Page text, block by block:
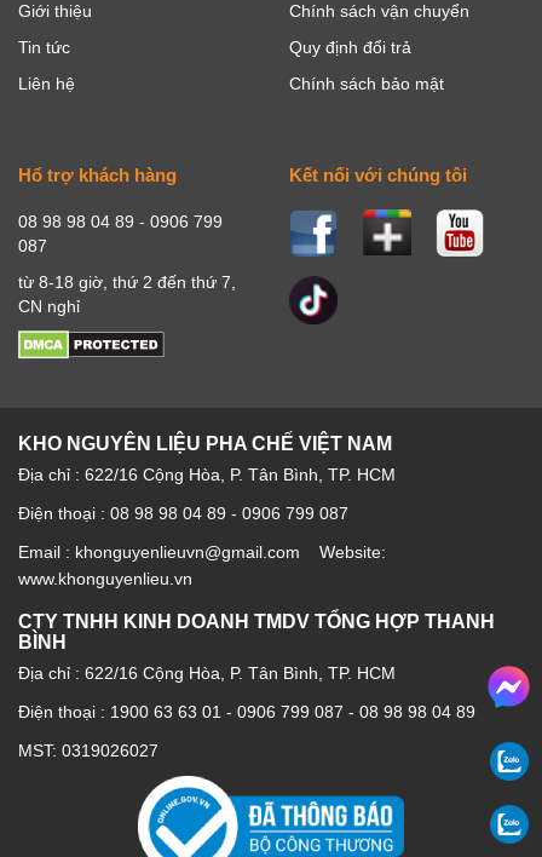
Giới thiệu
Tin tức
Liên hệ
Chính sách vận chuyển
Quy định đổi trả
Chính sách bảo mật
Hổ trợ khách hàng
08 98 98 04 89 - 0906 799
087
từ 8-18 giờ, thứ 2 đến thứ 7,
CN nghỉ
Kết nối với chúng tôi
KHO NGUYÊN LIỆU PHA CHẾ VIỆT NAM
Địa chỉ : 622/16 Cộng Hòa, P. Tân Bình, TP. HCM
Điện thoại : 08 98 98 04 89 - 0906 799 087
Email : khonguyenlieuvn@gmail.com Website:
www.khonguyenlieu.vn
CTY TNHH KINH DOANH TMDV TỔNG HỢP THANH
BÌNH
Địa chỉ : 622/16 Cộng Hòa, P. Tân Bình, TP. HCM
Điện thoại : 1900 63 63 01 - 0906 799 087 - 08 98 98 04 89
MST: 0319026027